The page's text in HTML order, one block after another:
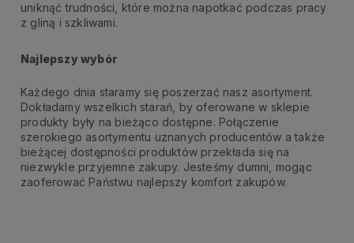
uniknąć trudności, które można napotkać podczas pracy
z gliną i szkliwami.
Najlepszy wybór
Każdego dnia staramy się poszerzać nasz asortyment.
Dokładamy wszelkich starań, by oferowane w sklepie
produkty były na bieżąco dostępne. Połączenie
szerokiego asortymentu uznanych producentów a także
bieżącej dostępności produktów przekłada się na
niezwykle przyjemne zakupy. Jesteśmy dumni, mogąc
zaoferować Państwu najlepszy komfort zakupów.